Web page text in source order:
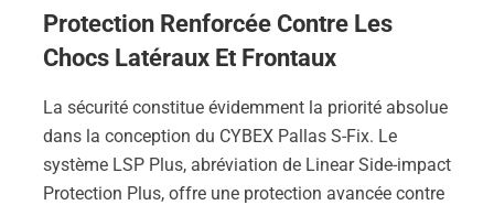
Protection Renforcée Contre Les
Chocs Latéraux Et Frontaux
La sécurité constitue évidemment la priorité absolue
dans la conception du CYBEX Pallas S-Fix. Le
système LSP Plus, abréviation de Linear Side-impact
Protection Plus, offre une protection avancée contre